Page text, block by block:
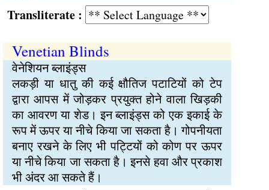
:
Venetian Blinds
वेनेशियन ब्लाइंड्स
लकड़ी या धातु की कई क्षौतिज पटाटियों को टेप
द्वारा आपस में जोड़कर प्रयुक्त होने वाला खिड़की
का आवरण या शेड। इन ब्लाइंड्स को एक इकाई के
रूप में ऊपर या नीचे किया जा सकता है। गोपनीयता
बनाए रखने के लिए भी पट्टियों को कोण पर ऊपर
या नीचे किया जा सकता है। इनसे हवा और प्रकाश
भी अंदर आ सकते हैं।